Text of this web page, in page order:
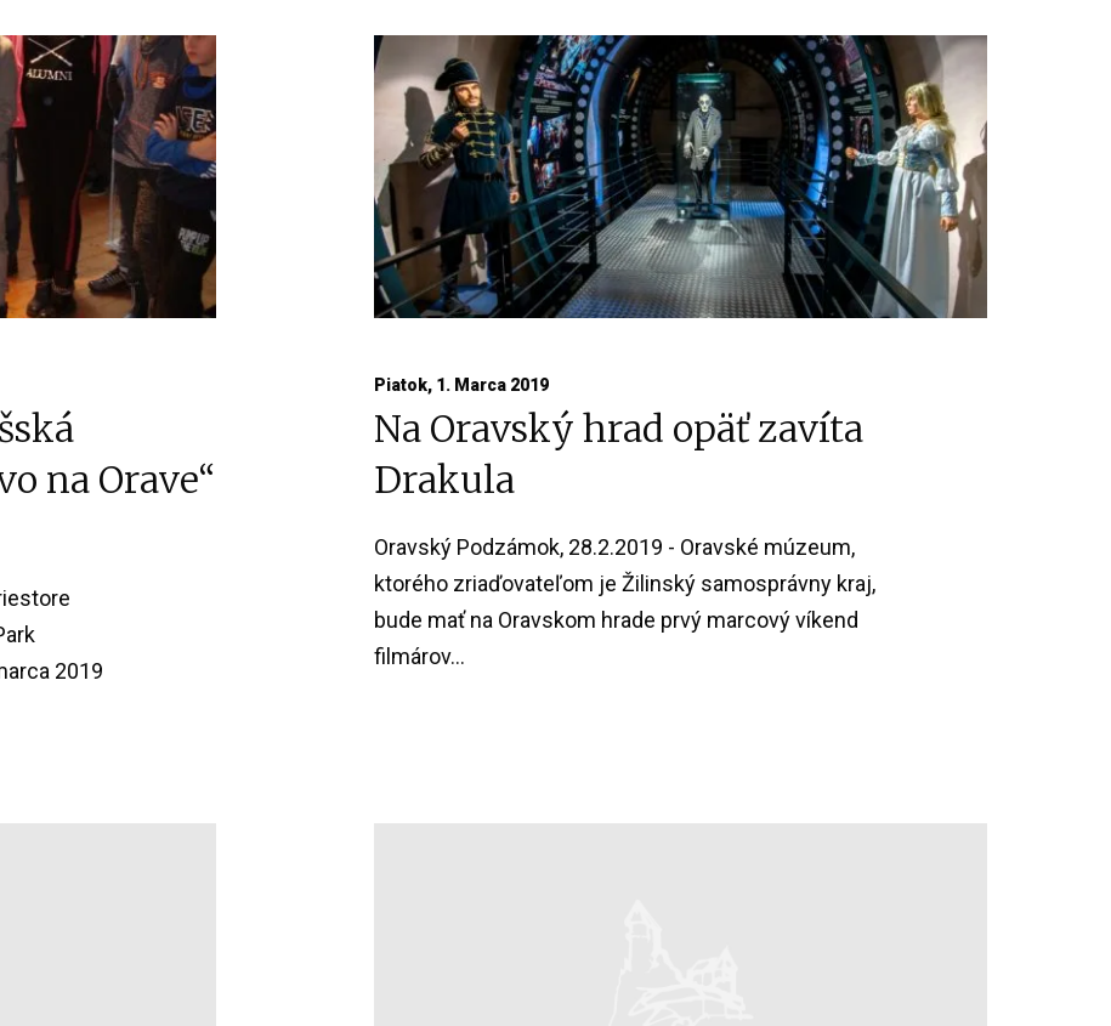
na Orave“
2019
Piatok, 1. Marca 2019
Na Oravský hrad opäť zavíta
Drakula
Oravský Podzámok, 28.2.2019 - Oravské múzeum,
ktorého zriaďovateľom je Žilinský samosprávny kraj,
bude mať na Oravskom hrade prvý marcový víkend
filmárov...